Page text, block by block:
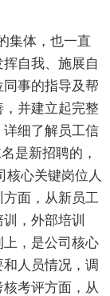
集体，也一直
自我、施展自
事的指导及帮
并建立起完整
细了解员工信
是新招聘的，
核心关键岗位人
面，从新员工
，外部培训
，是公司核心
人员情况，调
考评方面，从